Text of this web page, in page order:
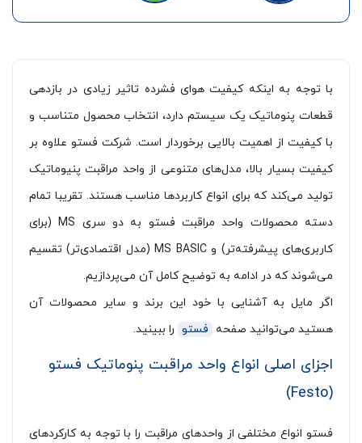
با توجه به اینکه کیفیت هوای فشرده تاثیر زیادی در بازدهی
قطعات پنوماتیک یک سیستم دارد، انتخاب محصول متناسب و
با کیفیت از اهمیت بالایی برخوردار است. شرکت فستو علاوه بر
کیفیت بسیار بالا، مدل‌های متنوعی از واحد مراقبت پنیوماتیک
تولید می‌کند که برای انواع کاربردها مناسب هستند. تقریبا تمام
دسته‌ محصولات واحد مراقبت فستو به دو سری MS (برای
کاربری‌های پیشرفته‌تر) و MS BASIC (مدل اقتصادی‌تر) تقسیم
‌می‌شوند که در ادامه به توضیح کامل آن می‌پردازیم.
اگر مایل به آشنایی با خود این برند و سایر محصولات آن
هستید می‌توانید صفحه فستو را ببینید.
اجزای اصلی انواع واحد مراقبت پنوماتیک فستو
(Festo)
فستو انواع مختلفی از واحدهای مراقبت را با توجه به کارکردهای